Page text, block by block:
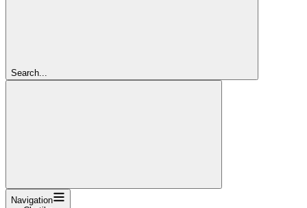
Search...
Navigation